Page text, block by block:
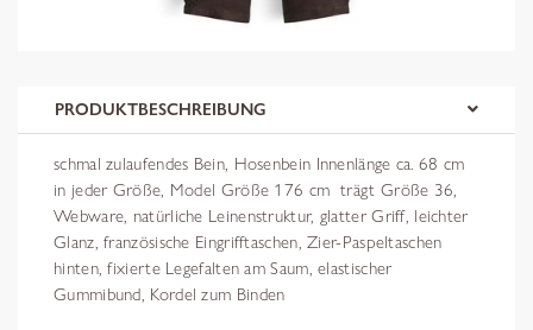
PRODUKTBESCHREIBUNG
schmal zulaufendes Bein, Hosenbein Innenlänge ca. 68 cm
in jeder Größe, Model Größe 176 cm  trägt Größe 36,
Webware, natürliche Leinenstruktur, glatter Griff, leichter
Glanz, französische Eingrifftaschen, Zier-Paspeltaschen
hinten, fixierte Legefalten am Saum, elastischer
Gummibund, Kordel zum Binden